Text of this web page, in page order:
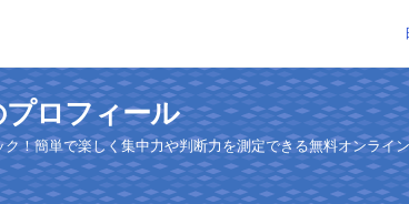
ロフィール
！簡単で楽しく集中力や判断力を測定できる無料オンライ